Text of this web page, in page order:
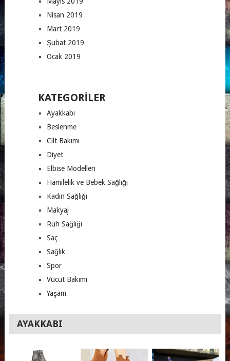
Nisan 2019
Mart 2019
Şubat 2019
Ocak 2019
KATEGORILER
Ayakkabı
Beslenme
Cilt Bakımı
Diyet
Elbise Modelleri
Hamilelik ve Bebek Sağlığı
Kadın Sağlığı
Makyaj
Ruh Sağlığı
Saç
Sağlık
Spor
Vücut Bakımı
Yaşam
AYAKKABI